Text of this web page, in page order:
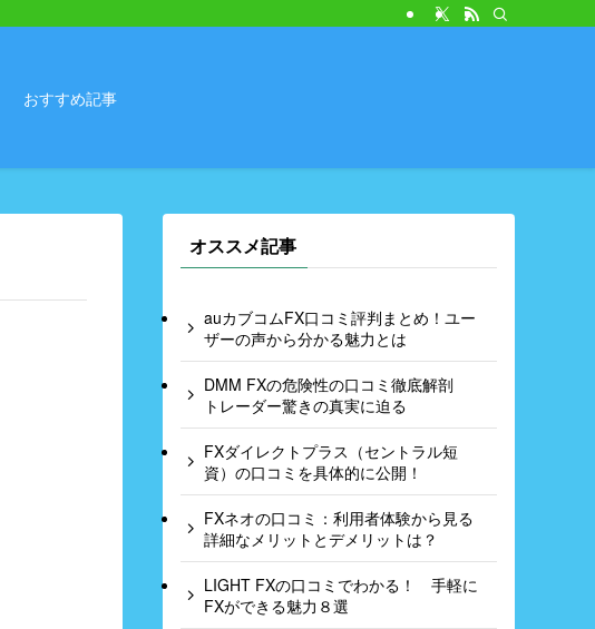
おすすめ記事
オススメ記事
auカブコムFX口コミ評判まとめ！ユー
ザーの声から分かる魅力とは
DMM FXの危険性の口コミ徹底解剖
トレーダー驚きの真実に迫る
FXダイレクトプラス（セントラル短
資）の口コミを具体的に公開！
FXネオの口コミ：利用者体験から見る
詳細なメリットとデメリットは？
LIGHT FXの口コミでわかる！ 手軽に
FXができる魅力８選